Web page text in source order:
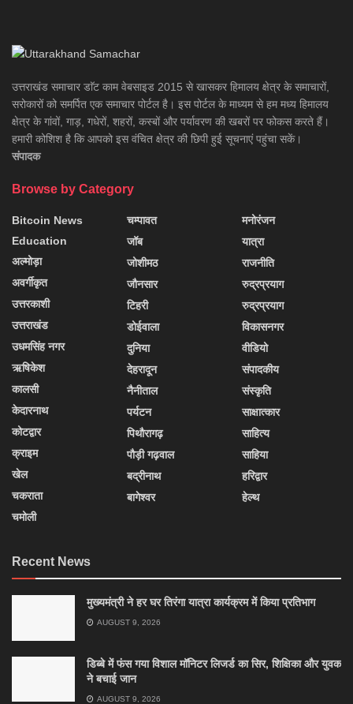
उत्तराखंड समाचार डाॅट काम वेबसाइड 2015 से खासकर हिमालय क्षेत्र के समाचारों,
सरोकारों को समर्पित एक समाचार पोर्टल है। इस पोर्टल के माध्यम से हम मध्य हिमालय
क्षेत्र के गांवों, गाड़, गधेरों, शहरों, कस्बों और पर्यावरण की खबरों पर फोकस करते हैं।
हमारी कोशिश है कि आपको इस वंचित क्षेत्र की छिपी हुई सूचनाएं पहुंचा सकें।
संपादक
Browse by Category
Bitcoin News
Education
अल्मोड़ा
अवर्गीकृत
उत्तरकाशी
उत्तराखंड
उधमसिंह नगर
ऋषिकेश
कालसी
केदारनाथ
कोटद्वार
क्राइम
खेल
चकराता
चमोली
चम्पावत
जॉब
जोशीमठ
जौनसार
टिहरी
डोईवाला
दुनिया
देहरादून
नैनीताल
पर्यटन
पिथौरागढ़
पौड़ी गढ़वाल
बद्रीनाथ
बागेश्वर
मनोरंजन
यात्रा
राजनीति
रुद्रप्रयाग
रुद्रप्रयाग
विकासनगर
वीडियो
संपादकीय
संस्कृति
साक्षात्कार
साहित्य
साहिया
हरिद्वार
हेल्थ
Recent News
मुख्यमंत्री ने हर घर तिरंगा यात्रा कार्यक्रम में किया प्रतिभाग
AUGUST 9, 2026
डिब्बे में फंस गया विशाल मॉनिटर लिजर्ड का सिर, शिक्षिका और युवक
ने बचाई जान
AUGUST 9, 2026